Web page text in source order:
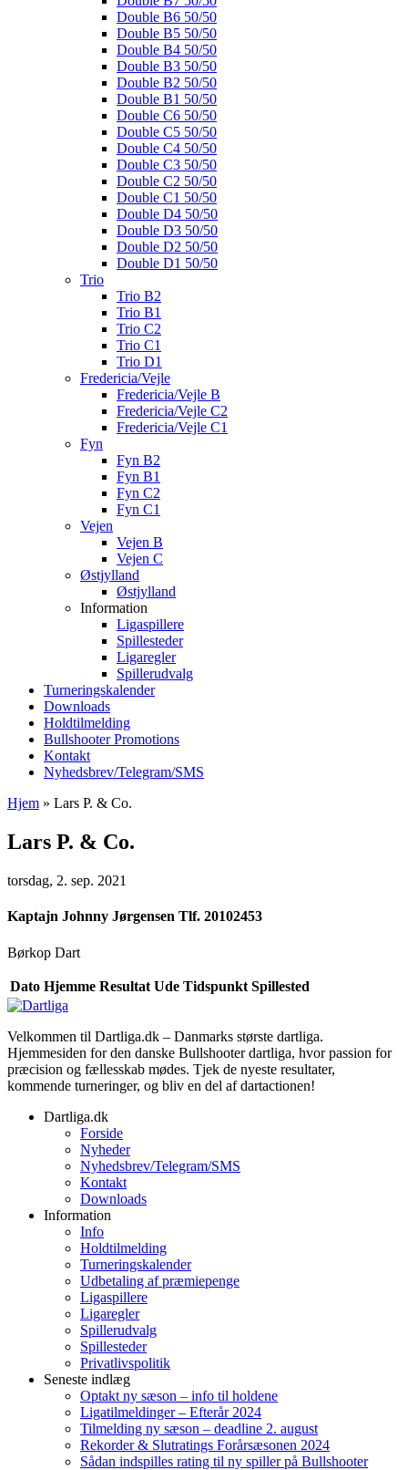
Double B6 50/50
Double B5 50/50
Double B4 50/50
Double B3 50/50
Double B2 50/50
Double B1 50/50
Double C6 50/50
Double C5 50/50
Double C4 50/50
Double C3 50/50
Double C2 50/50
Double C1 50/50
Double D4 50/50
Double D3 50/50
Double D2 50/50
Double D1 50/50
Trio
Trio B2
Trio B1
Trio C2
Trio C1
Trio D1
Fredericia/Vejle
Fredericia/Vejle B
Fredericia/Vejle C2
Fredericia/Vejle C1
Fyn
Fyn B2
Fyn B1
Fyn C2
Fyn C1
Vejen
Vejen B
Vejen C
Østjylland
Østjylland
Information
Ligaspillere
Spillesteder
Ligaregler
Spillerudvalg
Turneringskalender
Downloads
Holdtilmelding
Bullshooter Promotions
Kontakt
Nyhedsbrev/Telegram/SMS
Hjem » Lars P. & Co.
Lars P. & Co.
torsdag, 2. sep. 2021
Kaptajn Johnny Jørgensen Tlf. 20102453
Børkop Dart
Dato Hjemme Resultat Ude Tidspunkt Spillested
Velkommen til Dartliga.dk – Danmarks største dartliga.
Hjemmesiden for den danske Bullshooter dartliga, hvor passion for
præcision og fællesskab mødes. Tjek de nyeste resultater,
kommende turneringer, og bliv en del af dartactionen!
Dartliga.dk
Forside
Nyheder
Nyhedsbrev/Telegram/SMS
Kontakt
Downloads
Information
Info
Holdtilmelding
Turneringskalender
Udbetaling af præmiepenge
Ligaspillere
Ligaregler
Spillerudvalg
Spillesteder
Privatlivspolitik
Seneste indlæg
Optakt ny sæson – info til holdene
Ligatilmeldinger – Efterår 2024
Tilmelding ny sæson – deadline 2. august
Rekorder & Slutratings Forårsæsonen 2024
Sådan indspilles rating til ny spiller på Bullshooter